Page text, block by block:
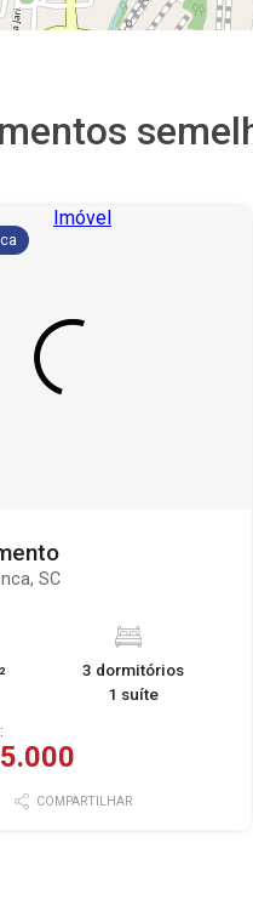
SC
3 dormitórios
1 suíte
COMPARTILHAR